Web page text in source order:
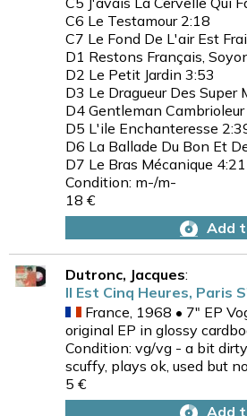
C6 Le Testamour 2:18
C7 Le Fond De L'air Est
D1 Restons Français,
D2 Le Petit Jardin 3:53
D3 Le Dragueur Des Super
D4 Gentleman
D5 L'ile Enchanteresse
D6 La Ballade Du Bon Et
D7 Le Bras Mécanique 4:21
Condition: m-/m-
18 €
Add
Dutronc, Jacques:
Il Est Cinq Heures, Paris
France, 1968 • 7" EP
original EP in glossy
Condition: vg/vg - a bit
scuffy, plays ok, used but
5 €
Add